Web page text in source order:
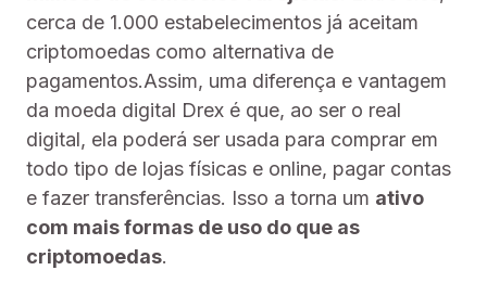
cerca de 1.000 estabelecimentos já aceitam
criptomoedas como alternativa de
pagamentos.Assim, uma diferença e vantagem
da moeda digital Drex é que, ao ser o real
digital, ela poderá ser usada para comprar em
todo tipo de lojas físicas e online, pagar contas
e fazer transferências. Isso a torna um ativo
com mais formas de uso do que as
criptomoedas.